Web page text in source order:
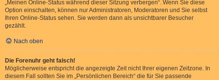
„Meinen Online-Status während dieser Sitzung verbergen“. Wenn Sie diese
Option einschalten, können nur Administratoren, Moderatoren und Sie selbst
Ihren Online-Status sehen. Sie werden dann als unsichtbarer Besucher
gezählt.
Nach oben
Die Forenuhr geht falsch!
Möglicherweise entspricht die angezeigte Zeit nicht Ihrer eigenen Zeitzone. In
diesem Fall sollten Sie im „Persönlichen Bereich“ die für Sie passende